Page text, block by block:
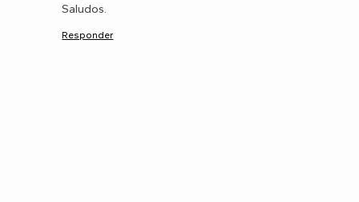
Saludos.
Responder